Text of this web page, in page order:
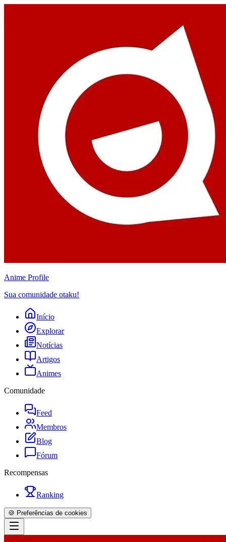
Anime Profile
Sua comunidade otaku!
Início
Explorar
Notícias
Artigos
Animes
Comunidade
Feed
Membros
Blog
Fórum
Recompensas
Ranking
🍪 Preferências de cookies